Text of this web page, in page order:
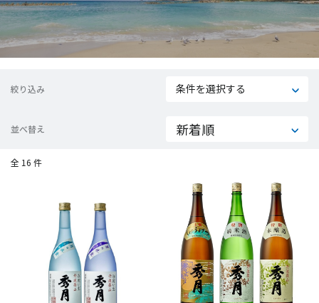
絞り込み 条件を選択する
並べ替え
全 16 件